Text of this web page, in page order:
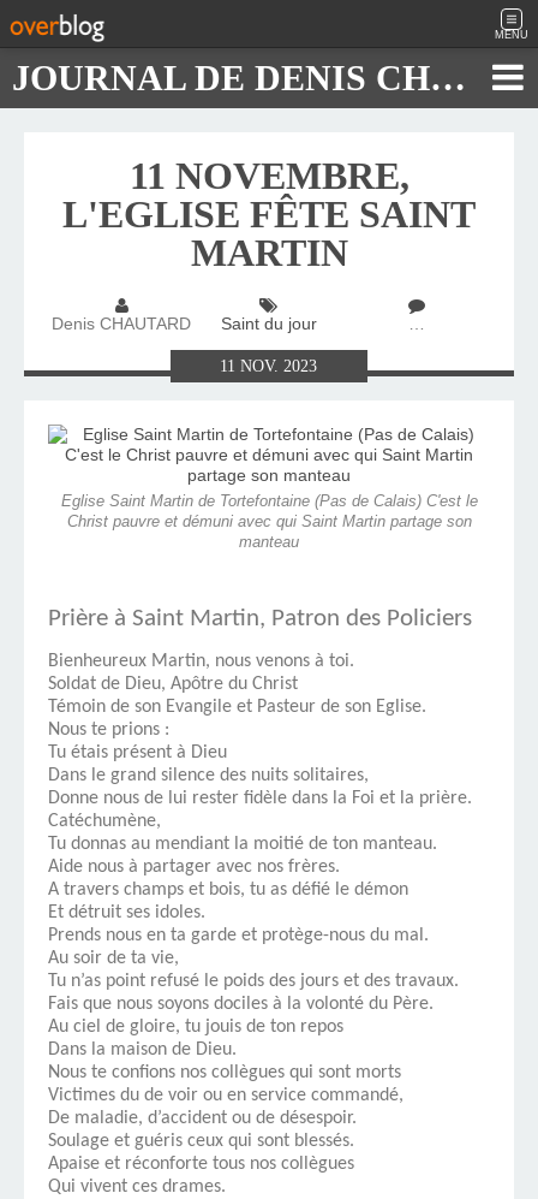
MENU
JOURNAL DE DENIS CHAUTARD
11 NOVEMBRE,
L'EGLISE FÊTE SAINT
MARTIN
Denis CHAUTARD Saint du jour …
11NOV.2023
Eglise Saint Martin de Tortefontaine (Pas de Calais) C'est le
Christ pauvre et démuni avec qui Saint Martin partage son
manteau
Prière à Saint Martin, Patron des Policiers
Bienheureux Martin, nous venons à toi.
Soldat de Dieu, Apôtre du Christ
Témoin de son Evangile et Pasteur de son Eglise.
Nous te prions :
Tu étais présent à Dieu
Dans le grand silence des nuits solitaires,
Donne nous de lui rester fidèle dans la Foi et la prière.
Catéchumène,
Tu donnas au mendiant la moitié de ton manteau.
Aide nous à partager avec nos frères.
A travers champs et bois, tu as défié le démon
Et détruit ses idoles.
Prends nous en ta garde et protège-nous du mal.
Au soir de ta vie,
Tu n’as point refusé le poids des jours et des travaux.
Fais que nous soyons dociles à la volonté du Père.
Au ciel de gloire, tu jouis de ton repos
Dans la maison de Dieu.
Nous te confions nos collègues qui sont morts
Victimes du de voir ou en service commandé,
De maladie, d’accident ou de désespoir.
Soulage et guéris ceux qui sont blessés.
Apaise et réconforte tous nos collègues
Qui vivent ces drames.